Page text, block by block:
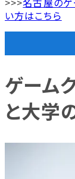
い方はこちら
ゲームク
ゲームク
ゲームク
ゲーム
と大学